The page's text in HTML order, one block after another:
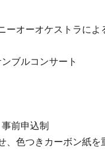
オーオケストラによ
ブルコンサート
前申込制
色つきカーボン紙